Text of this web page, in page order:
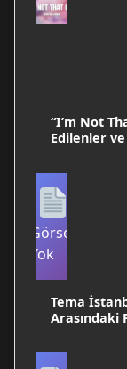
“I’m Not
Edilenler
Görsel
Yok
Tema
Arasındaki